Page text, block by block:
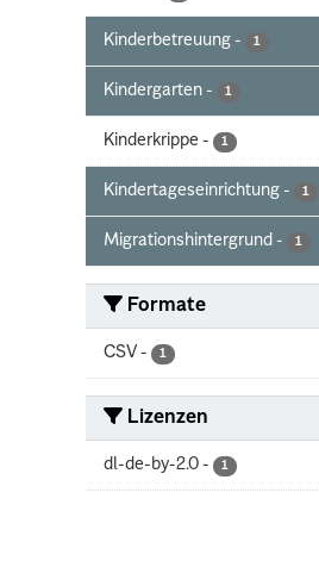
Kinderbetreuung - 1
Kindergarten - 1
Kinderkrippe - 1
Kindertageseinrichtung - 1
Migrationshintergrund - 1
Formate
CSV - 1
Lizenzen
dl-de-by-2.0 - 1